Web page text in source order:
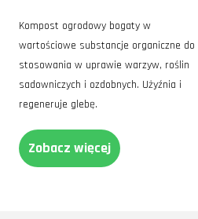
Kompost ogrodowy bogaty w
wartościowe substancje organiczne do
stosowania w uprawie warzyw, roślin
sadowniczych i ozdobnych. Użyźnia i
regeneruje glebę.
Zobacz więcej